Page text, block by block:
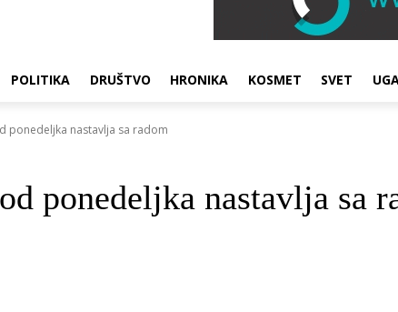
POLITIKA DRUŠTVO HRONIKA KOSMET SVET
ponedeljka nastavlja sa radom
ponedeljka nastavlja sa